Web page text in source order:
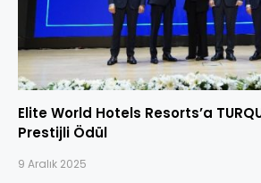
Elite World Hotels Resorts’a TURQUALITY’den
Prestijli Ödül
9 Aralık 2025